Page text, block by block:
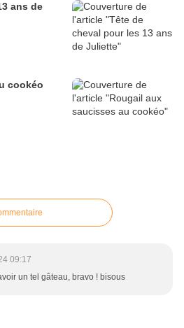
ans de
cookéo
09:17
un tel gâteau, bravo ! bisous